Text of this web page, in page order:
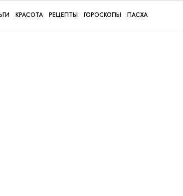
КРАСОТА РЕЦЕПТЫ ГОРОСКОПЫ ПАСХА